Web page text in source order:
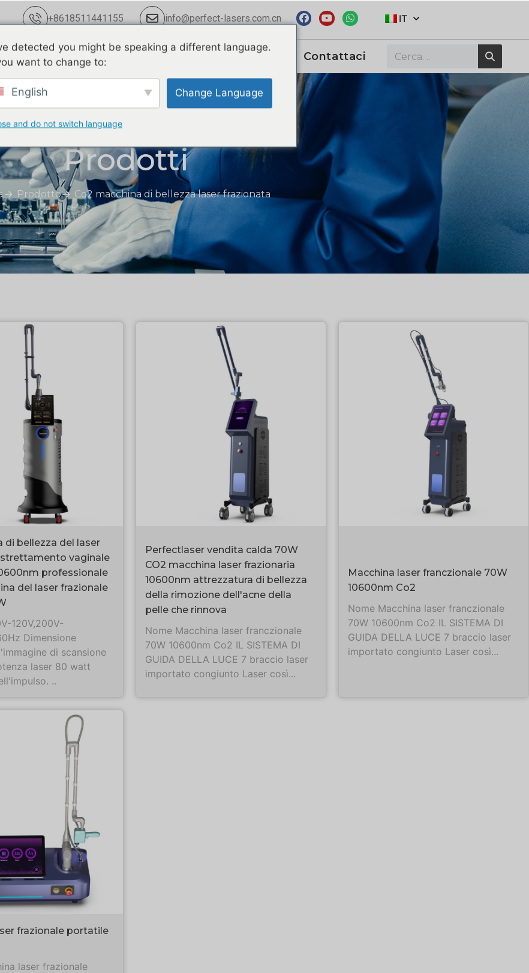
+8618511441155 info@perfect-lasers.com.cn IT
Notizie A proposito di noi Contattaci
Prodotti
Prodotto Co2 macchina di bellezza laser frazionata
di bellezza del laser
strettamento vaginale
professionale
del laser frazionale
120V,200V-
Dimensione
di scansione
laser 80 watt
..
Perfectlaser vendita calda 70W
CO2 macchina laser frazionaria
10600nm attrezzatura di bellezza
della rimozione dell'acne della
pelle che rinnova
Nome Macchina laser franczionale
70W 10600nm Co2 IL SISTEMA DI
GUIDA DELLA LUCE 7 braccio laser
importato congiunto Laser così...
Macchina laser franczionale 70W
10600nm Co2
Nome Macchina laser franczionale
70W 10600nm Co2 IL SISTEMA DI
GUIDA DELLA LUCE 7 braccio laser
importato congiunto Laser così...
frazionale portatile
laser frazionale
detected you might be speaking a different language.
want to change to:
English Change Language
and do not switch language